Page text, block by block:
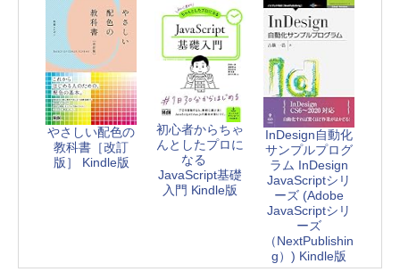
やさしい配色の
教科書［改訂
版］ Kindle版
初心者からちゃ
んとしたプロに
なる
JavaScript基礎
入門 Kindle版
InDesign自動化
サンプルプログ
ラム InDesign
JavaScriptシリ
ーズ (Adobe
JavaScriptシリ
ーズ
（NextPublishin
g）) Kindle版